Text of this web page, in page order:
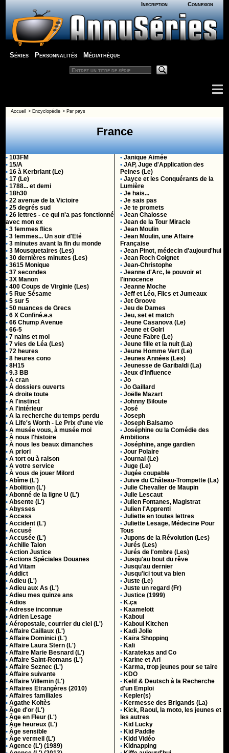
Inscription Connexion
Séries Personnalités Médiathèque
Accueil > Encyclopédie > Par pays
France
• 103FM
• 15/A
• 16 à Kerbriant (Le)
• 17 (Le)
• 1788... et demi
• 18h30
• 22 avenue de la Victoire
• 25 degrés sud
• 26 lettres - ce qui n'a pas fonctionné
avec mon ex
• 3 femmes flics
• 3 femmes... Un soir d'Eté
• 3 minutes avant la fin du monde
• 3 Mousquetaires (Les)
• 30 dernières minutes (Les)
• 3615 Monique
• 37 secondes
• 3X Manon
• 400 Coups de Virginie (Les)
• 5 Rue Sésame
• 5 sur 5
• 50 nuances de Grecs
• 6 X Confiné.e.s
• 66 Chump Avenue
• 66-5
• 7 nains et moi
• 7 vies de Léa (Les)
• 72 heures
• 8 heures cono
• 8H15
• 9.3 BB
• A cran
• À dossiers ouverts
• A droite toute
• A l'instinct
• A l'intérieur
• A la recherche du temps perdu
• A Life's Worth - Le Prix d'une vie
• A musée vous, à musée moi
• À nous l'histoire
• À nous les beaux dimanches
• A priori
• A tort ou à raison
• A votre service
• À vous de jouer Milord
• Abîme (L')
• Abolition (L')
• Abonné de la ligne U (L')
• Absente (L')
• Abysses
• Access
• Accident (L')
• Accusé
• Accusée (L')
• Achille Talon
• Action Justice
• Actions Spéciales Douanes
• Ad Vitam
• Addict
• Adieu (L')
• Adieu aux As (L')
• Adieu mes quinze ans
• Adios
• Adresse inconnue
• Adrien Lesage
• Aéropostale, courrier du ciel (L')
• Affaire Caillaux (L')
• Affaire Dominici (L')
• Affaire Laura Stern (L')
• Affaire Marie Besnard (L')
• Affaire Saint-Romans (L')
• Affaire Seznec (L')
• Affaire suivante
• Affaire Villemin (L')
• Affaires Etrangères (2010)
• Affaires familiales
• Agathe Koltès
• Âge d'or (L')
• Âge en Fleur (L')
• Âge heureux (L')
• Âge sensible
• Âge vermeil (L')
• Agence (L') (1989)
• Janique Aimée
• JAP, Juge d'Application des
Peines (Le)
• Jayce et les Conquérants de la
Lumière
• Je hais...
• Je sais pas
• Je te promets
• Jean Chalosse
• Jean de la Tour Miracle
• Jean Moulin
• Jean Moulin, une Affaire
Française
• Jean Pinot, médecin d'aujourd'hui
• Jean Roch Coignet
• Jean-Christophe
• Jeanne d'Arc, le pouvoir et
l'innocence
• Jeanne Moche
• Jeff et Léo, Flics et Jumeaux
• Jet Groove
• Jeu de Dames
• Jeu, set et match
• Jeune Casanova (Le)
• Jeune et Golri
• Jeune Fabre (Le)
• Jeune fille et la nuit (La)
• Jeune Homme Vert (Le)
• Jeunes Années (Les)
• Jeunesse de Garibaldi (La)
• Jeux d'Influence
• Jo
• Jo Gaillard
• Joëlle Mazart
• Johnny Biloute
• José
• Joseph
• Joseph Balsamo
• Joséphine ou la Comédie des
Ambitions
• Joséphine, ange gardien
• Jour Polaire
• Journal (Le)
• Juge (Le)
• Jugée coupable
• Juive du Château-Trompette (La)
• Julie Chevalier de Maupin
• Julie Lescaut
• Julien Fontanes, Magistrat
• Julien l'Apprenti
• Juliette en toutes lettres
• Juliette Lesage, Médecine Pour
Tous
• Jupons de la Révolution (Les)
• Jurés (Les)
• Jurés de l'ombre (Les)
• Jusqu'au bout du rêve
• Jusqu'au dernier
• Jusqu'ici tout va bien
• Juste (Le)
• Juste un regard (Fr)
• Justice (1999)
• K.ça
• Kaamelott
• Kaboul
• Kaboul Kitchen
• Kadi Jolie
• Kaïra Shopping
• Kali
• Karatekas and Co
• Karine et Ari
• Karma, trop jeunes pour se taire
• KDO
• Kelif & Deutsch à la Recherche
d'un Emploi
• Kepler(s)
• Kermesse des Brigands (La)
• Kick, Raoul, la moto, les jeunes et
les autres
• Kid Lucky
• Kid Paddle
• Kidd Vidéo
• Kidnapping